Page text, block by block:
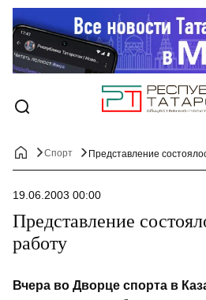
Спорт Представление
19.06.2003 00:00
Представление
работу
Вчера во Дворце спорта в